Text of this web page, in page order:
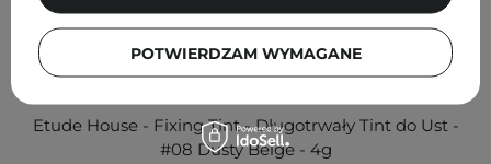
Etude House - Fixing Tint - Długotrwały Tint do Ust -
#08 Dusty Beige - 4g
POTWIERDZAM WYMAGANE